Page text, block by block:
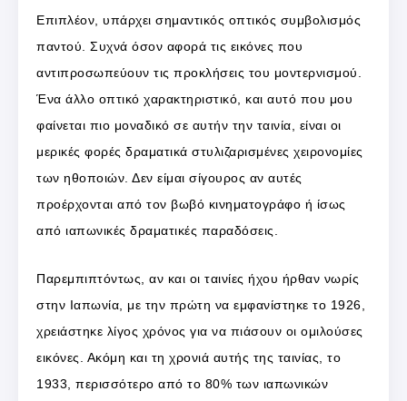
Επιπλέον, υπάρχει σημαντικός οπτικός συμβολισμός
παντού. Συχνά όσον αφορά τις εικόνες που
αντιπροσωπεύουν τις προκλήσεις του μοντερνισμού.
Ένα άλλο οπτικό χαρακτηριστικό, και αυτό που μου
φαίνεται πιο μοναδικό σε αυτήν την ταινία, είναι οι
μερικές φορές δραματικά στυλιζαρισμένες χειρονομίες
των ηθοποιών. Δεν είμαι σίγουρος αν αυτές
προέρχονται από τον βωβό κινηματογράφο ή ίσως
από ιαπωνικές δραματικές παραδόσεις.
Παρεμπιπτόντως, αν και οι ταινίες ήχου ήρθαν νωρίς
στην Ιαπωνία, με την πρώτη να εμφανίστηκε το 1926,
χρειάστηκε λίγος χρόνος για να πιάσουν οι ομιλούσες
εικόνες. Ακόμη και τη χρονιά αυτής της ταινίας, το
1933, περισσότερο από το 80% των ιαπωνικών